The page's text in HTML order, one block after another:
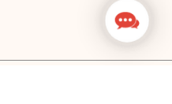
Contact
Us